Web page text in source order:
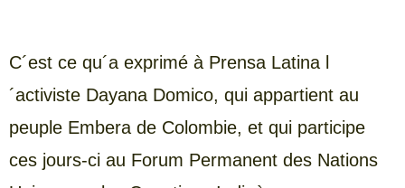
C´est ce qu´a exprimé à Prensa Latina l
´activiste Dayana Domico, qui appartient au
peuple Embera de Colombie, et qui participe
ces jours-ci au Forum Permanent des Nations